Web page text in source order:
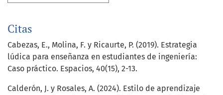
Citas
Cabezas, E., Molina, F. y Ricaurte, P. (2019). Estrategia
lúdica para enseñanza en estudiantes de ingeniería:
Caso práctico. Espacios, 40(15), 2-13.
Calderón, J. y Rosales, A. (2024). Estilo de aprendizaje